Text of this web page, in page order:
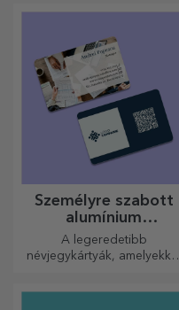
Személyre szabott
alumínium
névjegykártyák
A legeredetibb
névjegykártyák, amelyekkel